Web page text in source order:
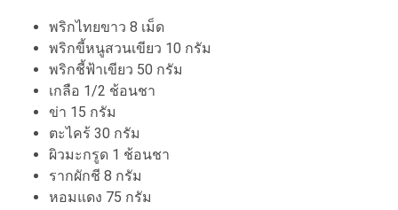
พริกไทยขาว 8 เม็ด
พริกขี้หนูสวนเขียว 10 กรัม
พริกชี้ฟ้าเขียว 50 กรัม
เกลือ 1/2 ช้อนชา
ข่า 15 กรัม
ตะไคร้ 30 กรัม
ผิวมะกรูด 1 ช้อนชา
รากผักชี 8 กรัม
หอมแดง 75 กรัม